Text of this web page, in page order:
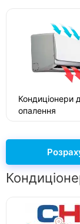
Кондиціонери
опалення